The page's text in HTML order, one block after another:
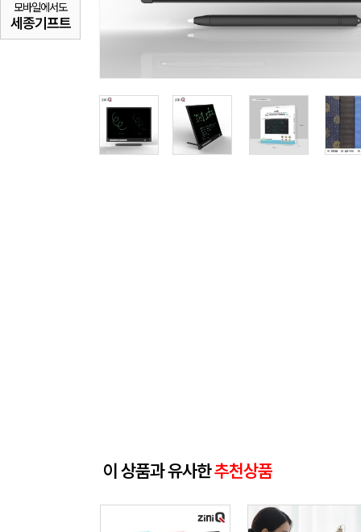
모바일에서도
세종기프트
이 상품과 유사한추천상품